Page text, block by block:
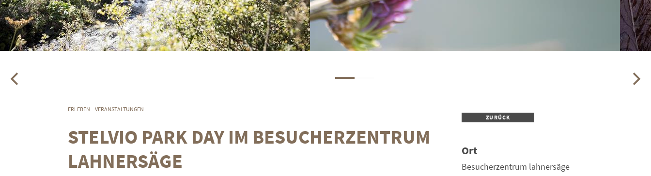
ERLEBEN VERANSTALTUNGEN
STELVIO PARK DAY IM BESUCHERZENTRUM
LAHNERSÄGE
ZURÜCK
Ort
Besucherzentrum lahnersäge